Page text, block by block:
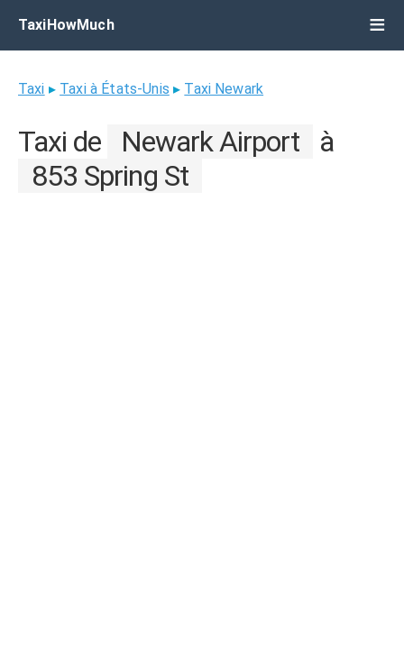
TaxiHowMuch
Taxi ▸ Taxi à États-Unis ▸ Taxi Newark
Taxi de Newark Airport
à
853 Spring St